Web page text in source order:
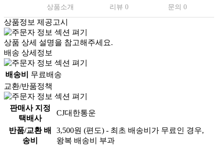
상품소개 리뷰 0 문의 0
상품정보 제공고시
상품 상세 설명을 참고해주세요.
배송 상세정보
배송비
무료배송
교환/반품정책
판매사 지정
택배사
CJ대한통운
반품/교환 배
송비
3,500원 (편도) - 최초 배송비가 무료인 경우,
왕복 배송비 부과